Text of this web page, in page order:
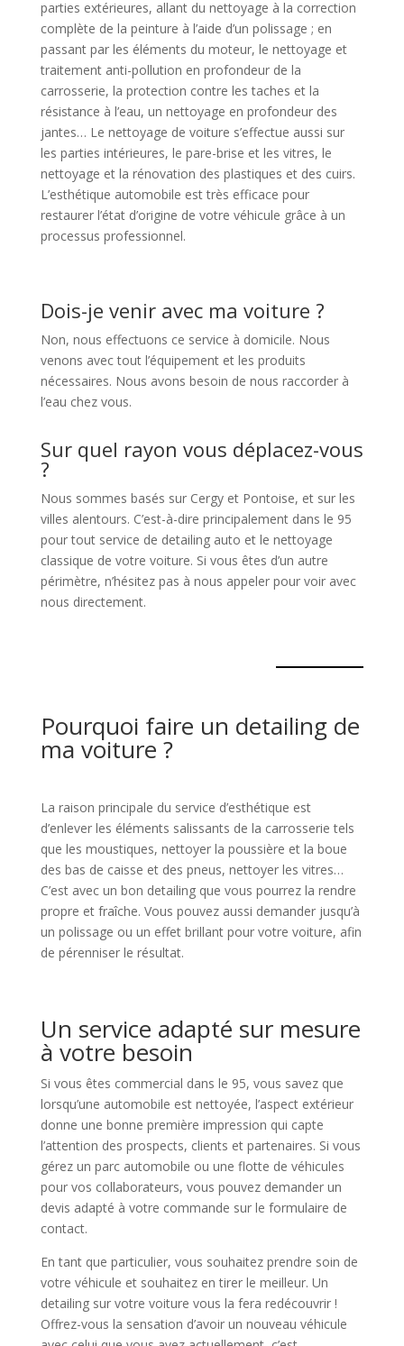
parties extérieures, allant du nettoyage à la correction
complète de la peinture à l’aide d’un polissage ; en
passant par les éléments du moteur, le nettoyage et
traitement anti-pollution en profondeur de la
carrosserie, la protection contre les taches et la
résistance à l’eau, un nettoyage en profondeur des
jantes… Le nettoyage de voiture s’effectue aussi sur
les parties intérieures, le pare-brise et les vitres, le
nettoyage et la rénovation des plastiques et des cuirs.
L’esthétique automobile est très efficace pour
restaurer l’état d’origine de votre véhicule grâce à un
processus professionnel.
Dois-je venir avec ma voiture ?
Non, nous effectuons ce service à domicile. Nous
venons avec tout l’équipement et les produits
nécessaires. Nous avons besoin de nous raccorder à
l’eau chez vous.
Sur quel rayon vous déplacez-vous
?
Nous sommes basés sur Cergy et Pontoise, et sur les
villes alentours. C’est-à-dire principalement dans le 95
pour tout service de detailing auto et le nettoyage
classique de votre voiture. Si vous êtes d’un autre
périmètre, n’hésitez pas à nous appeler pour voir avec
nous directement.
Pourquoi faire un detailing de
ma voiture ?
La raison principale du service d’esthétique est
d’enlever les éléments salissants de la carrosserie tels
que les moustiques, nettoyer la poussière et la boue
des bas de caisse et des pneus, nettoyer les vitres…
C’est avec un bon detailing que vous pourrez la rendre
propre et fraîche. Vous pouvez aussi demander jusqu’à
un polissage ou un effet brillant pour votre voiture, afin
de pérenniser le résultat.
Un service adapté sur mesure
à votre besoin
Si vous êtes commercial dans le 95, vous savez que
lorsqu’une automobile est nettoyée, l’aspect extérieur
donne une bonne première impression qui capte
l’attention des prospects, clients et partenaires. Si vous
gérez un parc automobile ou une flotte de véhicules
pour vos collaborateurs, vous pouvez demander un
devis adapté à votre commande sur le formulaire de
contact.
En tant que particulier, vous souhaitez prendre soin de
votre véhicule et souhaitez en tirer le meilleur. Un
detailing sur votre voiture vous la fera redécouvrir !
Offrez-vous la sensation d’avoir un nouveau véhicule